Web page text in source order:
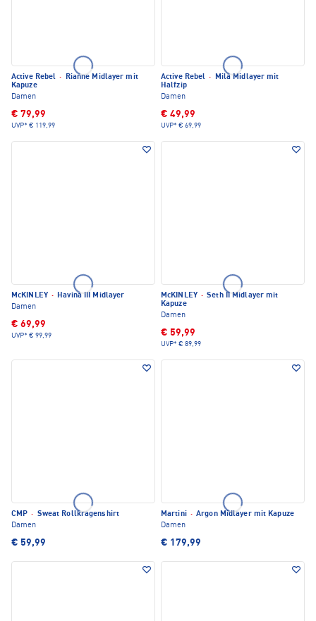
Active Rebel ·
Rianne Midlayer mit
Kapuze
Damen
€ 79,99
UVP* € 119,99
Active Rebel ·
Mila Midlayer mit
Halfzip
Damen
€ 49,99
UVP* € 69,99
McKINLEY · Havina III Midlayer
Damen
€ 69,99
UVP* € 99,99
McKINLEY · Seth II Midlayer mit
Kapuze
Damen
€ 59,99
UVP* € 89,99
CMP · Sweat Rollkragenshirt
Damen
€ 59,99
Martini · Argon Midlayer mit Kapuze
Damen
€ 179,99